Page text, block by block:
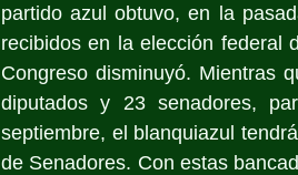
partido azul obtuvo, en la
recibidos en la elección federal
Congreso disminuyó. Mientras
diputados y 23 senadores,
septiembre, el blanquiazul
de Senadores. Con estas